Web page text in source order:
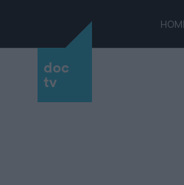
doc
tv